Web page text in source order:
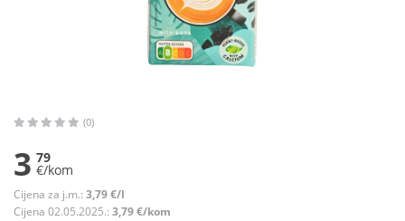
(0)
3 79
€/kom
Cijena za j.m.: 3,79 €/l
Cijena 02.05.2025.: 3,79 €/kom